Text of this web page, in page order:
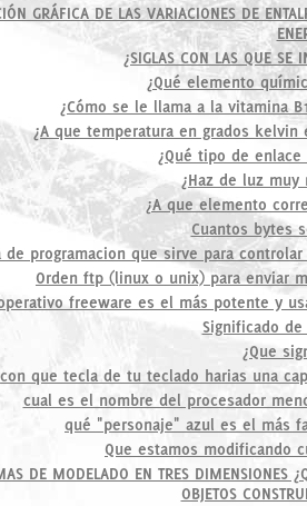
GRÁFICA DE LAS VARIACIONES DE
¿SIGLAS CON LAS QUE SE
¿Qué elemento
¿Cómo se le llama a la vitamina
¿A que temperatura en grados
¿Qué tipo de
¿Haz de luz muy
¿A que elemento
Cuantos bytes
de programacion que sirve para
Orden ftp (linux o unix) para enviar
freeware es el más potente y
Significado de
¿Que
con que tecla de tu teclado harias una
cual es el nombre del procesador
qué "personaje" azul es el más
Que estamos modificando
DE MODELADO EN TRES DIMENSIONES
OBJETOS